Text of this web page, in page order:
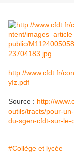
http://www.cfdt.fr/
yIz.pdf
Source : http://
outils/tracts/pour-
du-sgen-cfdt-sur-le-
#Collège et lycée